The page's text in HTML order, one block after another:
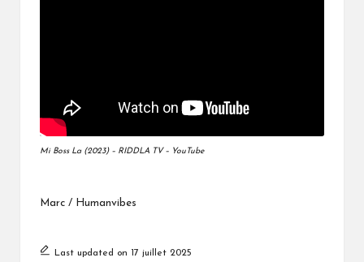
Mi Boss La (2023) – RIDDLA TV – YouTube
Marc / Humanvibes
Last updated on 17 juillet 2025